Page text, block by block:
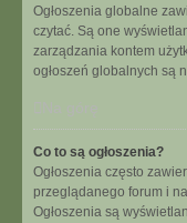
Ogłoszenia globalne
czytać. Są one
zarządzania kontem
ogłoszeń globalnych są
Co to są ogłoszenia?
Ogłoszenia często
przeglądanego forum i
Ogłoszenia są